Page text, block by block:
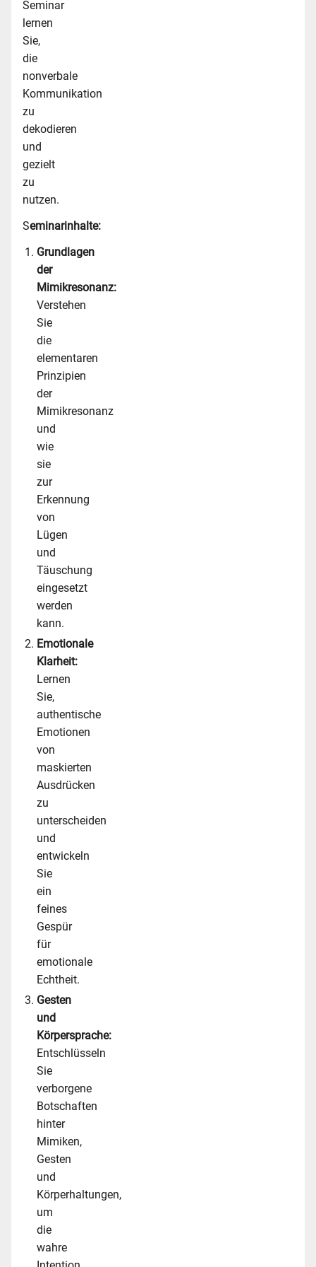
Seminar
lernen
Sie,
die
nonverbale
Kommunikation
zu
dekodieren
und
gezielt
zu
nutzen.
Seminarinhalte:
Grundlagen
der
Mimikresonanz:
Verstehen
Sie
die
elementaren
Prinzipien
der
Mimikresonanz
und
wie
sie
zur
Erkennung
von
Lügen
und
Täuschung
eingesetzt
werden
kann.
Emotionale
Klarheit:
Lernen
Sie,
authentische
Emotionen
von
maskierten
Ausdrücken
zu
unterscheiden
und
entwickeln
Sie
ein
feines
Gespür
für
emotionale
Echtheit.
Gesten
und
Körpersprache:
Entschlüsseln
Sie
verborgene
Botschaften
hinter
Mimiken,
Gesten
und
Körperhaltungen,
um
die
wahre